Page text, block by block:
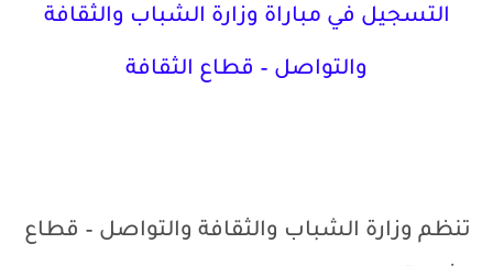
التسجيل في مباراة وزارة الشباب والثقافة
والتواصل – قطاع الثقافة
تنظم وزارة الشباب والثقافة والتواصل – قطاع